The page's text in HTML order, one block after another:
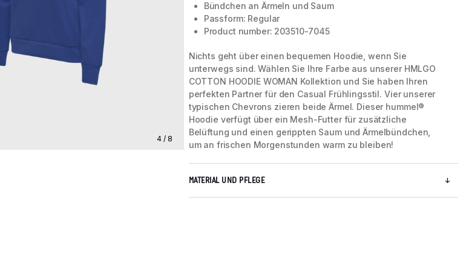
4 / 8 5 / 8
Bündchen an Ärmeln und Saum
Passform: Regular
Product number: 203510-7045
Nichts geht über einen bequemen Hoodie, wenn Sie
unterwegs sind. Wählen Sie Ihre Farbe aus unserer HMLGO
COTTON HOODIE WOMAN Kollektion und Sie haben Ihren
perfekten Partner für den Casual Frühlingsstil. Vier unserer
typischen Chevrons zieren beide Ärmel. Dieser hummel®
Hoodie verfügt über ein Mesh-Futter für zusätzliche
Belüftung und einen gerippten Saum und Ärmelbündchen,
um an frischen Morgenstunden warm zu bleiben!
MATERIAL UND PFLEGE